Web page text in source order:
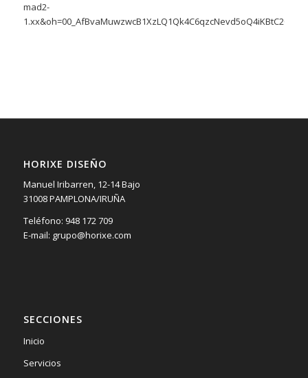
HORIXE DISEÑO
Manuel Iribarren, 12-14 Bajo
31008 PAMPLONA/IRUÑA
Teléfono: 948 172 709
E-mail: grupo@horixe.com
SECCIONES
Inicio
Servicios